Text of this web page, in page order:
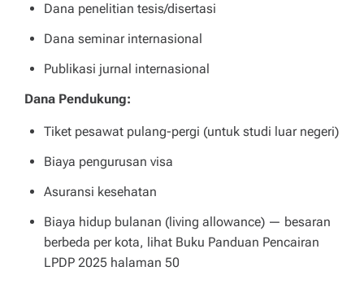
Dana penelitian tesis/disertasi
Dana seminar internasional
Publikasi jurnal internasional
Dana Pendukung:
Tiket pesawat pulang-pergi (untuk studi luar negeri)
Biaya pengurusan visa
Asuransi kesehatan
Biaya hidup bulanan (living allowance) — besaran
berbeda per kota, lihat Buku Panduan Pencairan
LPDP 2025 halaman 50